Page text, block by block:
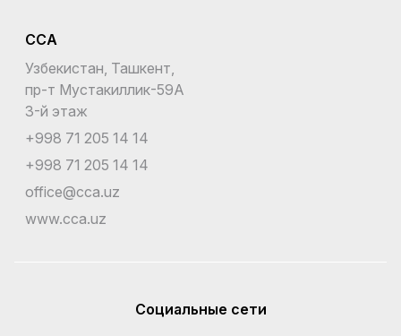
CCA
Узбекистан, Ташкент,
пр-т Мустакиллик-59A
3-й этаж
+998 71 205 14 14
+998 71 205 14 14
office@cca.uz
www.cca.uz
Социальные сети